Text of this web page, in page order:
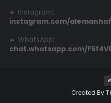
► Instagram:
instagram.com/
► WhatsApp:
chat.whatsapp.com/
Created By